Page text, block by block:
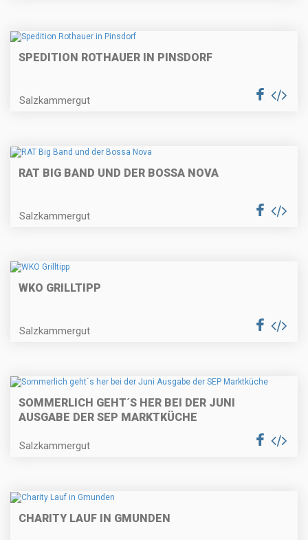
SPEDITION ROTHAUER IN PINSDORF
Salzkammergut
RAT BIG BAND UND DER BOSSA NOVA
Salzkammergut
WKO GRILLTIPP
Salzkammergut
SOMMERLICH GEHT´S HER BEI DER JUNI
AUSGABE DER SEP MARKTKÜCHE
Salzkammergut
CHARITY LAUF IN GMUNDEN